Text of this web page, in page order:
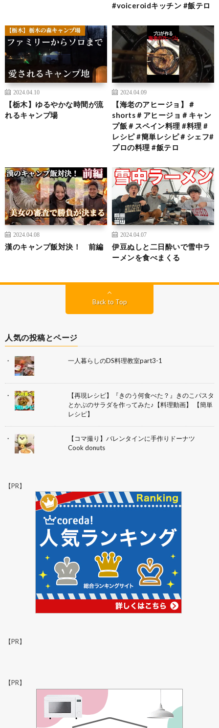
#voiceroidキッチン #飯テロ
2024.04.10
【栃木】ゆるやかな時間が流
れるキャンプ場
2024.04.09
【海老のアヒージョ】＃
shorts＃アヒージョ＃キャン
プ飯＃スペイン料理 #料理 #
レシピ #簡単レシピ＃シェフ#
プロの料理 #飯テロ
2024.04.08
漢のキャンプ飯対決！ 前編
2024.04.07
伊豆ぬしと二日酔いで雪中ラ
ーメンを食べまくる
Back to Top
人気の投稿とページ
一人暮らしのDS料理教室part3-1
【再現レシピ】『きのう何食べた？』きのこパスタ
とかぶのサラダを作ってみた♪【料理動画】 【簡単
レシピ】
【コマ撮り】バレンタインに手作りドーナツ
Cook donuts
【PR】
【PR】
【PR】